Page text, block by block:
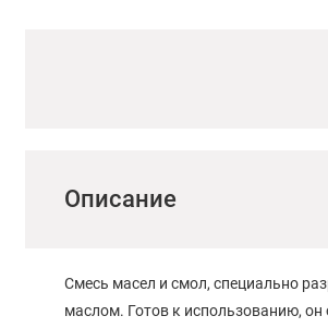
Описание
Смесь масел и смол, специально
маслом. Готов к использованию, он